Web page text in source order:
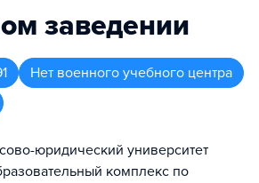
заведении
Нет военного учебного центра
юридический университет
комплекс по